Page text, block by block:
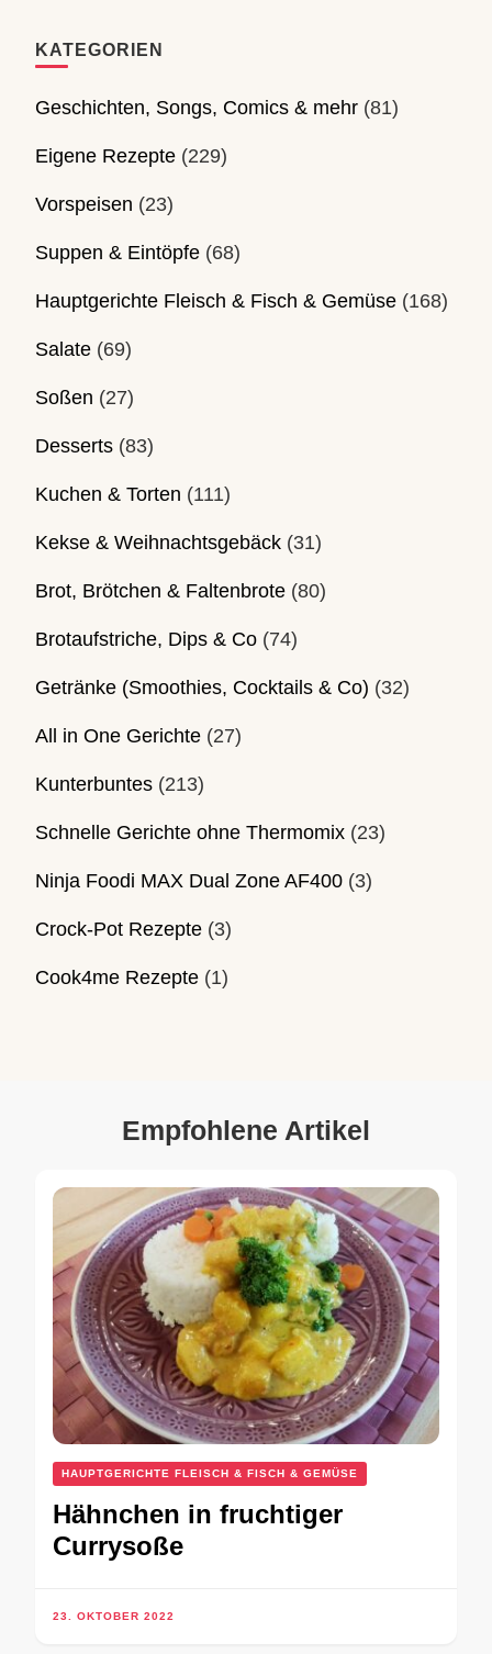
KATEGORIEN
Geschichten, Songs, Comics & mehr (81)
Eigene Rezepte (229)
Vorspeisen (23)
Suppen & Eintöpfe (68)
Hauptgerichte Fleisch & Fisch & Gemüse (168)
Salate (69)
Soßen (27)
Desserts (83)
Kuchen & Torten (111)
Kekse & Weihnachtsgebäck (31)
Brot, Brötchen & Faltenbrote (80)
Brotaufstriche, Dips & Co (74)
Getränke (Smoothies, Cocktails & Co) (32)
All in One Gerichte (27)
Kunterbuntes (213)
Schnelle Gerichte ohne Thermomix (23)
Ninja Foodi MAX Dual Zone AF400 (3)
Crock-Pot Rezepte (3)
Cook4me Rezepte (1)
Empfohlene Artikel
HAUPTGERICHTE FLEISCH & FISCH & GEMÜSE
Hähnchen in fruchtiger
Currysoße
23. OKTOBER 2022